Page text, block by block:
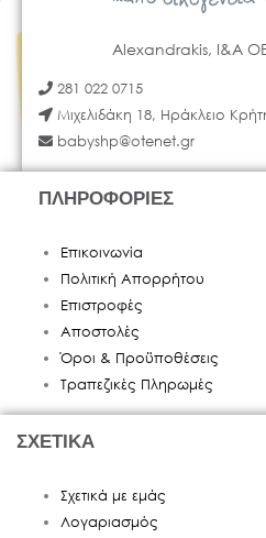
Alexandrakis, I&A
281 022 0715
Μιχελιδάκη 18, Ηράκλειο
babyshp@otenet.gr
ΠΛΗΡΟΦΟΡΙΕΣ
Επικοινωνία
Πολιτική Απορρήτου
Επιστροφές
Αποστολές
Όροι & Προϋποθέσεις
Τραπεζικές Πληρωμές
ΣΧΕΤΙΚΑ
Σχετικά με εμάς
Λογαριασμός